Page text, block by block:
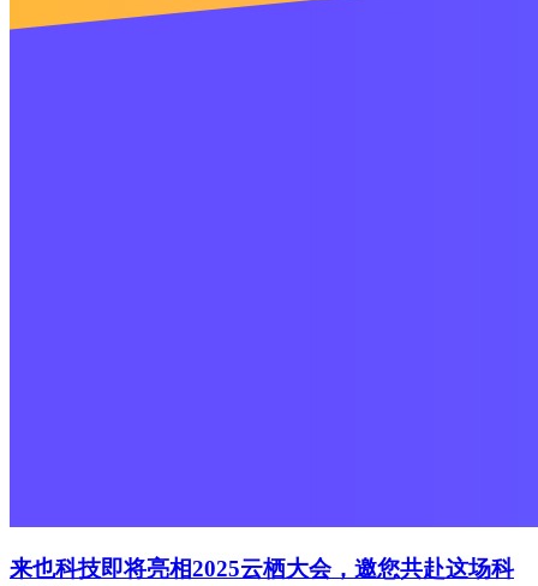
来也科技即将亮相2025云栖大会，邀您共赴这场科